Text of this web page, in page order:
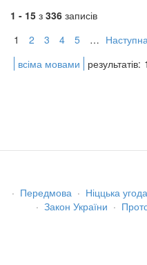
1 - 15 з 336 записів
1
2 3 4 5 …
всіма мовами
результатів:
· Передмова · Ніццька угода
· Закон України ·